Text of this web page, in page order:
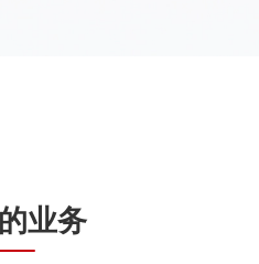
业务